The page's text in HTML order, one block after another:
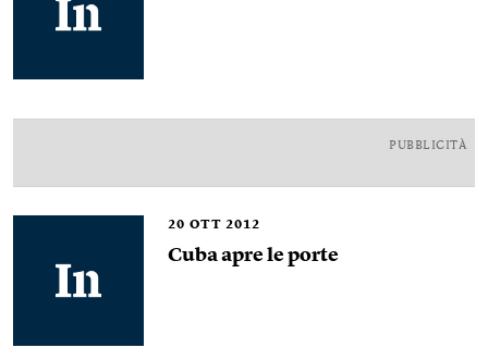
PUBBLICITÀ
20 OTT 2012
Cuba apre le porte